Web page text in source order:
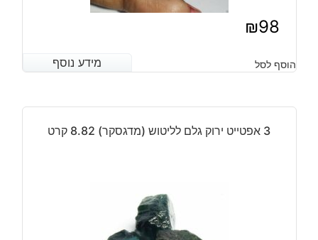
₪98
מידע נוסף הוסף לסל מידע נוסף
3 אפטייט ירוק גלם לליטוש (מדגסקר) 8.82 קרט